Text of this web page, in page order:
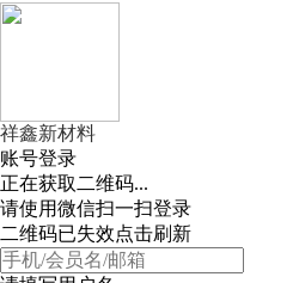
祥鑫新材料
账号登录
正在获取二维码...
请使用微信扫一扫登录
二维码已失效点击刷新